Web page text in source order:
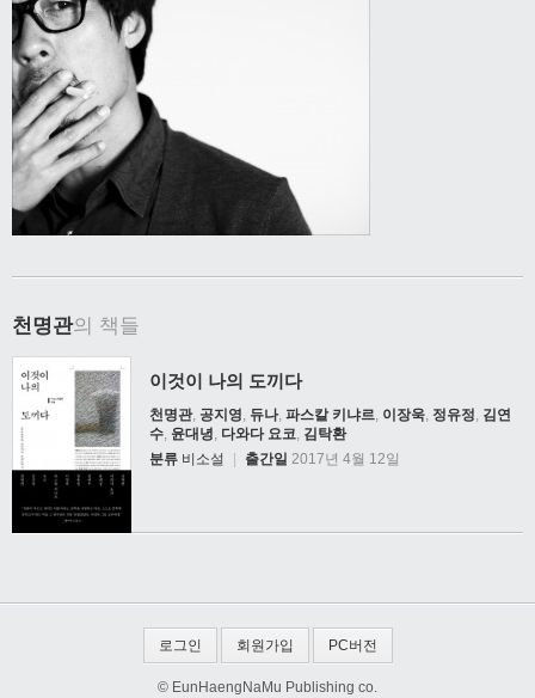
천명관의 책들
이것이 나의 도끼다
천명관, 공지영, 듀나, 파스칼 키냐르, 이장욱, 정유정, 김연
수, 윤대녕, 다와다 요코, 김탁환
분류 비소설 출간일 2017년 4월 12일
로그인 회원가입 PC버전
© EunHaengNaMu Publishing co.